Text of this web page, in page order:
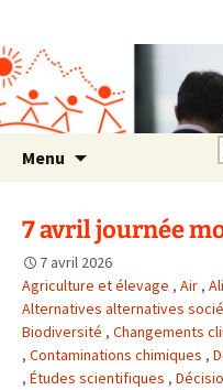
Rhône Alpes
Un environnement sain pour
la santé de tous
Menu
7 avril journée
7 avril 2026
Agriculture et élevage , Air ,
Alternatives alternatives
Biodiversité , Changements
, Contaminations chimiques ,
, Études scientifiques ,